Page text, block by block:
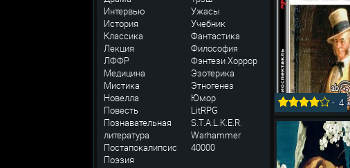
Интервью
История
Классика
Лекция
ЛФФР
Медицина
Мистика
Новелла
Повесть
Познавательная
литература
Постапокалипсис
Поэзия
Ужасы
Учебник
Фантастика
Философия
ФэнтезиХоррор
Эзотерика
Этногенез
Юмор
LitRPG
S.T.A.L.K.E.R.
Warhammer
40000
-4